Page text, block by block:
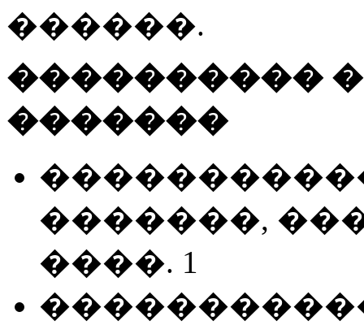
������.
����������
�������
�������,
����. 1